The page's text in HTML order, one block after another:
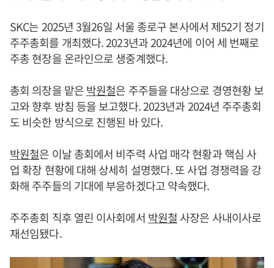
SKC는 2025년 3월26일 서울 종로구 본사에서 제52기 정기
주주총회를 개최했다. 2023년과 2024년에 이어 세 번째로
주총 현장을 온라인으로 생중계했다.
총회 의장을 맡은박원철은 주주들을 대상으로 경영현황 보
고와 향후 방침 등을 보고했다. 2023년과 2024년 주주총회
도 비슷한 방식으로 진행된 바 있다.
박원철은 이날 총회에서 비주력 사업 매각 현황과 핵심 사
업 확장 현황에 대해 상세히 설명했다. 또 사업 경쟁력을 강
화해 주주들의 기대에 부응하겠다고 약속했다.
주주총회 직후 열린 이사회에서 박원철 사장은 사내이사로
재선임됐다.